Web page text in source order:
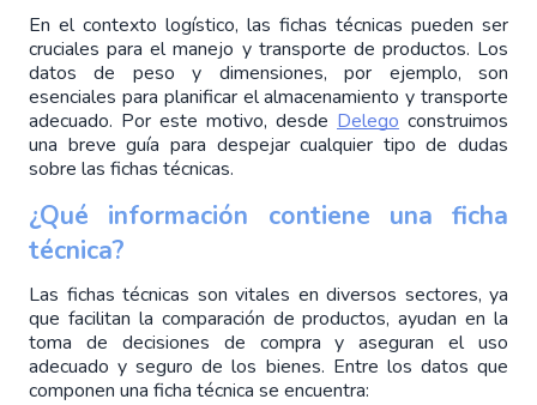
En el contexto logístico, las fichas técnicas pueden ser
cruciales para el manejo y transporte de productos. Los
datos de peso y dimensiones, por ejemplo, son
esenciales para planificar el almacenamiento y transporte
adecuado. Por este motivo, desde Delego construimos
una breve guía para despejar cualquier tipo de dudas
sobre las fichas técnicas.
¿Qué información contiene una ficha
técnica?
Las fichas técnicas son vitales en diversos sectores, ya
que facilitan la comparación de productos, ayudan en la
toma de decisiones de compra y aseguran el uso
adecuado y seguro de los bienes. Entre los datos que
componen una ficha técnica se encuentra: